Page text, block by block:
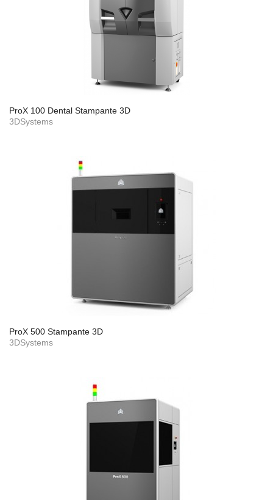
ProX 100 Dental Stampante 3D
3DSystems
ProX 500 Stampante 3D
3DSystems